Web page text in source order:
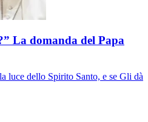
La domanda del Papa
luce dello Spirito Santo, e se Gli dà